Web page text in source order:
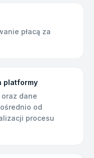
płacą za
platformy
dane
od
procesu